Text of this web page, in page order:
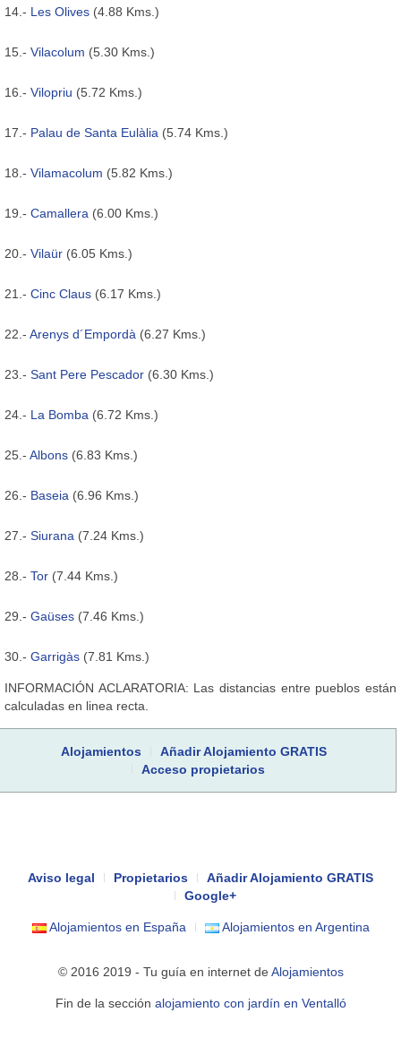
14.- Les Olives (4.88 Kms.)
15.- Vilacolum (5.30 Kms.)
16.- Vilopriu (5.72 Kms.)
17.- Palau de Santa Eulàlia (5.74 Kms.)
18.- Vilamacolum (5.82 Kms.)
19.- Camallera (6.00 Kms.)
20.- Vilaür (6.05 Kms.)
21.- Cinc Claus (6.17 Kms.)
22.- Arenys d´Empordà (6.27 Kms.)
23.- Sant Pere Pescador (6.30 Kms.)
24.- La Bomba (6.72 Kms.)
25.- Albons (6.83 Kms.)
26.- Baseia (6.96 Kms.)
27.- Siurana (7.24 Kms.)
28.- Tor (7.44 Kms.)
29.- Gaüses (7.46 Kms.)
30.- Garrigàs (7.81 Kms.)
INFORMACIÓN ACLARATORIA: Las distancias entre pueblos están
calculadas en linea recta.
Alojamientos
Añadir Alojamiento GRATIS
Acceso propietarios
Aviso legal Propietarios
Añadir Alojamiento GRATIS
Google+
Alojamientos en España Alojamientos en Argentina
© 2016 2019 - Tu guía en internet de Alojamientos
Fin de la sección alojamiento con jardín en Ventalló